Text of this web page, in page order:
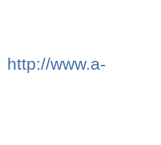
http://www.a-